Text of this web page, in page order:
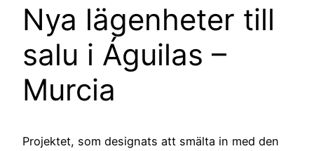
Nya lägenheter till
salu i Águilas –
Murcia
Projektet, som designats att smälta in med den